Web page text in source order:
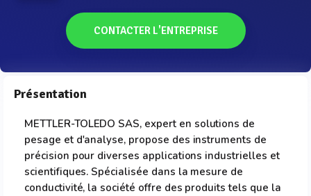
CONTACTER L'ENTREPRISE
Présentation
METTLER-TOLEDO SAS, expert en solutions de
pesage et d'analyse, propose des instruments de
précision pour diverses applications industrielles et
scientifiques. Spécialisée dans la mesure de
conductivité, la société offre des produits tels que la